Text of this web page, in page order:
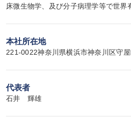
床微生物学、及び分子病理学等で世界
本社所在地
221-0022神奈川県横浜市神奈川区守屋
代表者
石井　輝雄